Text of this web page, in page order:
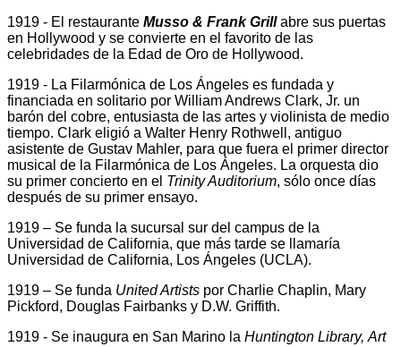
1919 - El restaurante Musso & Frank Grillabre sus puertas
en Hollywood y se convierte en el favorito de las
celebridades de la Edad de Oro de Hollywood.
1919 - La Filarmónica de Los Ángeles es fundada y
financiada en solitario por William Andrews Clark, Jr. un
barón del cobre, entusiasta de las artes y violinista de medio
tiempo. Clark eligió a Walter Henry Rothwell, antiguo
asistente de Gustav Mahler, para que fuera el primer director
musical de la Filarmónica de Los Ángeles. La orquesta dio
su primer concierto en el Trinity Auditorium, sólo once días
después de su primer ensayo.
1919 – Se funda la sucursal sur del campus de la
Universidad de California, que más tarde se llamaría
Universidad de California, Los Ángeles (UCLA).
1919 – Se funda United Artists por Charlie Chaplin, Mary
Pickford, Douglas Fairbanks y D.W. Griffith.
1919 - Se inaugura en San Marino la Huntington Library, Art